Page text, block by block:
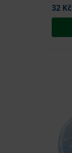
32 Kč